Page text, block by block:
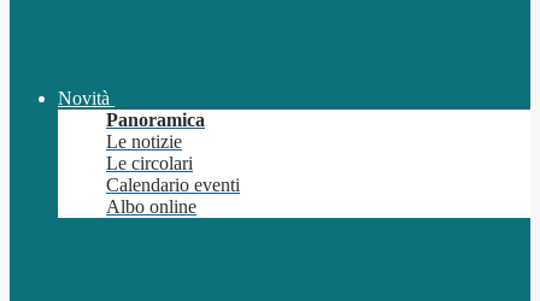
Novità
Panoramica
Le notizie
Le circolari
Calendario eventi
Albo online